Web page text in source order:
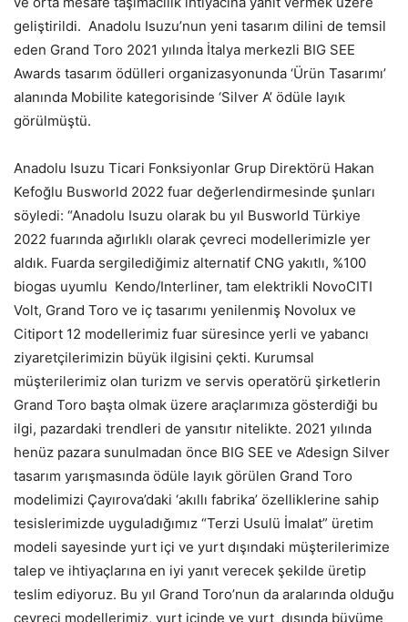
geliştirildi. Anadolu Isuzu’nun yeni tasarım dilini de temsil
eden Grand Toro 2021 yılında İtalya merkezli BIG SEE
Awards tasarım ödülleri organizasyonunda ‘Ürün Tasarımı’
alanında Mobilite kategorisinde ‘Silver A’ ödüle layık
görülmüştü.
Anadolu Isuzu Ticari Fonksiyonlar Grup Direktörü Hakan
Kefoğlu Busworld 2022 fuar değerlendirmesinde şunları
söyledi: “Anadolu Isuzu olarak bu yıl Busworld Türkiye
2022 fuarında ağırlıklı olarak çevreci modellerimizle yer
aldık. Fuarda sergilediğimiz alternatif CNG yakıtlı, %100
biogas uyumlu Kendo/Interliner, tam elektrikli NovoCITI
Volt, Grand Toro ve iç tasarımı yenilenmiş Novolux ve
Citiport 12 modellerimiz fuar süresince yerli ve yabancı
ziyaretçilerimizin büyük ilgisini çekti. Kurumsal
müşterilerimiz olan turizm ve servis operatörü şirketlerin
Grand Toro başta olmak üzere araçlarımıza gösterdiği bu
ilgi, pazardaki trendleri de yansıtır nitelikte. 2021 yılında
henüz pazara sunulmadan önce BIG SEE ve A’design Silver
tasarım yarışmasında ödüle layık görülen Grand Toro
modelimizi Çayırova’daki ‘akıllı fabrika’ özelliklerine sahip
tesislerimizde uyguladığımız “Terzi Usulü İmalat” üretim
modeli sayesinde yurt içi ve yurt dışındaki müşterilerimize
talep ve ihtiyaçlarına en iyi yanıt verecek şekilde üretip
teslim ediyoruz. Bu yıl Grand Toro’nun da aralarında olduğu
çevreci modellerimiz, yurt içinde ve yurt dışında büyüme